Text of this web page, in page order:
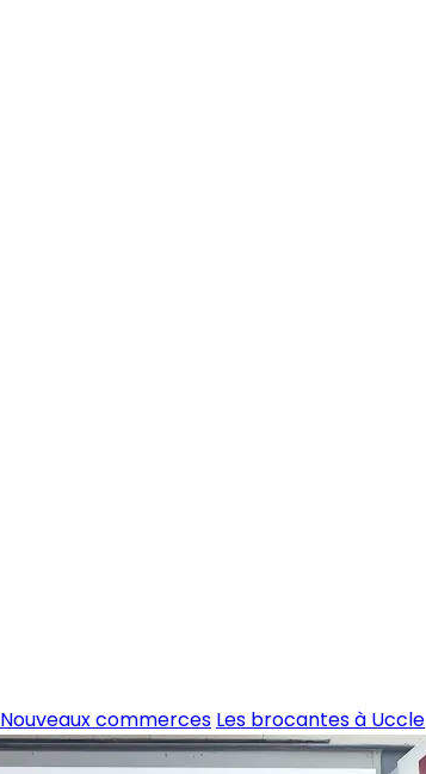
Nouveaux commerces Les brocantes à Uccle